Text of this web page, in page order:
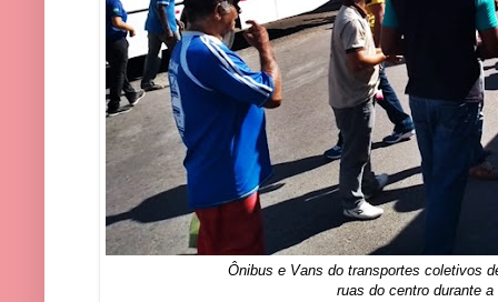
Ônibus e Vans do transportes coletivos
ruas do centro durante